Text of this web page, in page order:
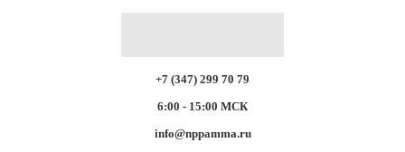
+7 (347) 299 70 79
6:00 - 15:00 МСК
info@nppamma.ru